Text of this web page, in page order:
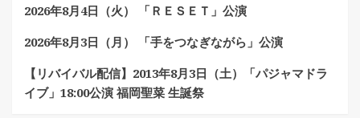
2026年8月4日（火） 「ＲＥＳＥＴ」公演
2026年8月3日（月） 「手をつなぎながら」公演
【リバイバル配信】2013年8月3日（土）「パジャマドラ
イブ」18:00公演 福岡聖菜 生誕祭